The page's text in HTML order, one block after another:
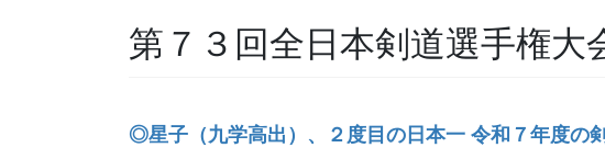
第７３回全日本剣道選手権大
◎星子（九学高出）、２度目の日本一 令和７年度の